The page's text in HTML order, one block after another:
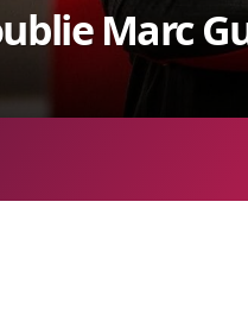
Marc